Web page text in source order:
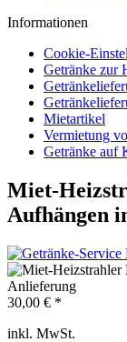
Informationen
Cookie-
Getränke zur
Mietartikel
Vermietung
Getränke auf
Miet-
Aufhängen
30,00 € *
inkl. MwSt.